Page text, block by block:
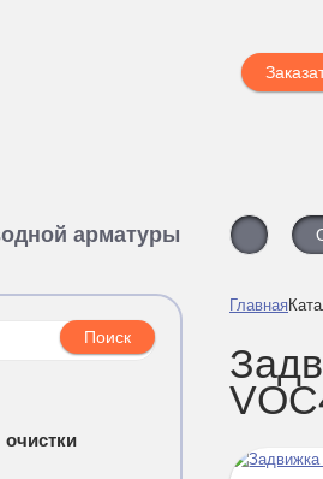
арматуры
Главная